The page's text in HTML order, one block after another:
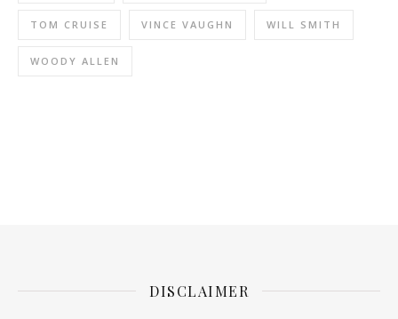
TOM CRUISE VINCE VAUGHN WILL SMITH
WOODY ALLEN
DISCLAIMER